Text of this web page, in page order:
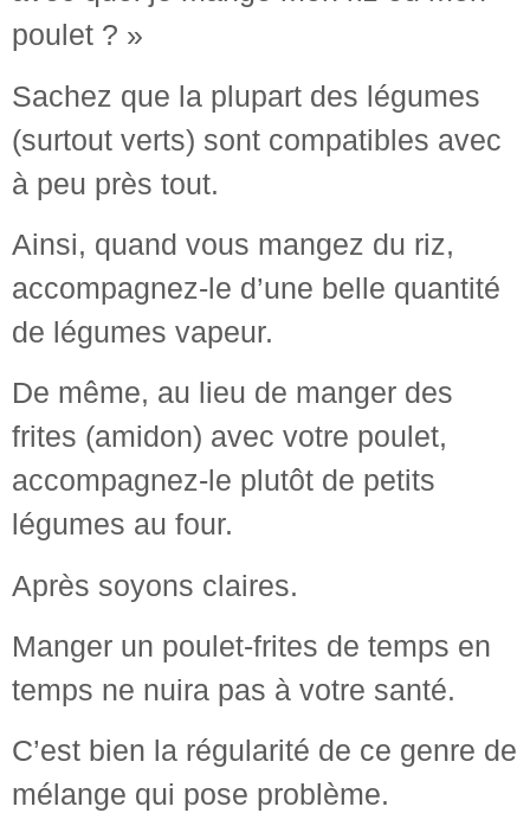
poulet ? »
Sachez que la plupart des légumes
(surtout verts) sont compatibles avec
à peu près tout.
Ainsi, quand vous mangez du riz,
accompagnez-le d’une belle quantité
de légumes vapeur.
De même, au lieu de manger des
frites (amidon) avec votre poulet,
accompagnez-le plutôt de petits
légumes au four.
Après soyons claires.
Manger un poulet-frites de temps en
temps ne nuira pas à votre santé.
C’est bien la régularité de ce genre de
mélange qui pose problème.